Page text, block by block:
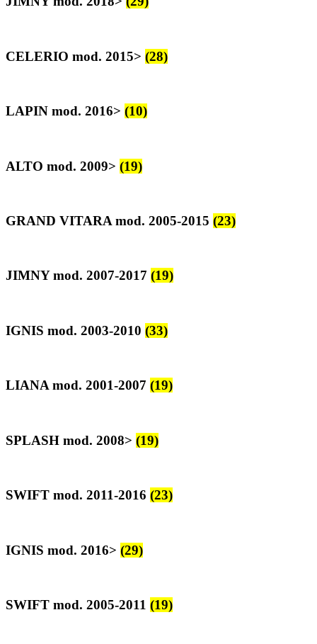
CELERIO mod. 2015> (28)
LAPIN mod. 2016> (10)
ALTO mod. 2009> (19)
GRAND VITARA mod. 2005-2015 (23)
JIMNY mod. 2007-2017 (19)
IGNIS mod. 2003-2010 (33)
LIANA mod. 2001-2007 (19)
SPLASH mod. 2008> (19)
SWIFT mod. 2011-2016 (23)
IGNIS mod. 2016> (29)
SWIFT mod. 2005-2011 (19)